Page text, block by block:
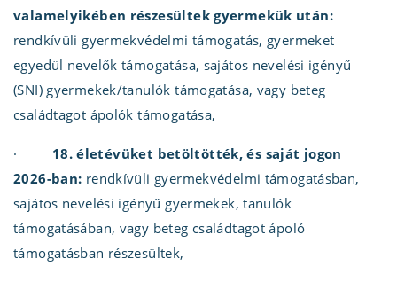
valamelyikében részesültek gyermekük után:
rendkívüli gyermekvédelmi támogatás, gyermeket
egyedül nevelők támogatása, sajátos nevelési igényű
(SNI) gyermekek/tanulók támogatása, vagy beteg
családtagot ápolók támogatása,
· 18. életévüket betöltötték, és saját jogon
2026-ban: rendkívüli gyermekvédelmi támogatásban,
sajátos nevelési igényű gyermekek, tanulók
támogatásában, vagy beteg családtagot ápoló
támogatásban részesültek,